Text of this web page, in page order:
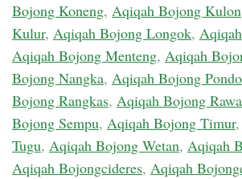
Bojong Koneng, Aqiqah Bojong Kulon
Kulur, Aqiqah Bojong Longok,
Aqiqah Bojong Menteng, Aqiqah
Bojong Nangka, Aqiqah Bojong
Bojong Rangkas, Aqiqah Bojong
Bojong Sempu, Aqiqah Bojong Timur,
Tugu, Aqiqah Bojong Wetan, Aqiqah
Aqiqah Bojongcideres, Aqiqah